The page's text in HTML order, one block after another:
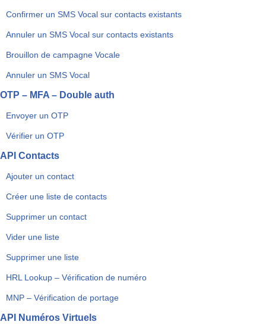
Confirmer un SMS Vocal sur contacts existants
Annuler un SMS Vocal sur contacts existants
Brouillon de campagne Vocale
Annuler un SMS Vocal
OTP – MFA – Double auth
Envoyer un OTP
Vérifier un OTP
API Contacts
Ajouter un contact
Créer une liste de contacts
Supprimer un contact
Vider une liste
Supprimer une liste
HRL Lookup – Vérification de numéro
MNP – Vérification de portage
API Numéros Virtuels